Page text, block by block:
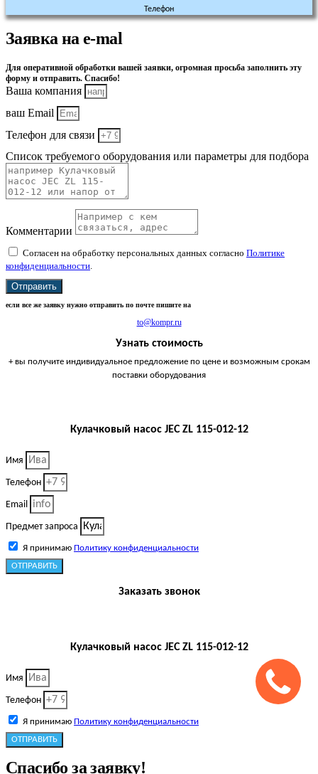
Телефон
Заявка на e-mal
Для оперативной обработки вашей заявки, огромная просьба заполнить эту
форму и отправить. Спасибо!
Ваша компания
ваш Email
Телефон для связи
Список требуемого оборудования или параметры для подбора
Комментарии
Согласен на обработку персональных данных согласно Политике
конфиденциальности
Отправить
если все же заявку нужно отправить по почте пишите на
to@kompr.ru
Узнать стоимость
+ вы получите индивидуальное предложение по цене и возможным срокам
поставки оборудования
Кулачковый насос JEC ZL 115-012-12
Имя
Телефон
Email
Предмет запроса
Я принимаю Политику конфиденциальности
ОТПРАВИТЬ
Заказать звонок
Кулачковый насос JEC ZL 115-012-12
Имя
Телефон
Я принимаю Политику конфиденциальности
ОТПРАВИТЬ
Спасибо за заявку!